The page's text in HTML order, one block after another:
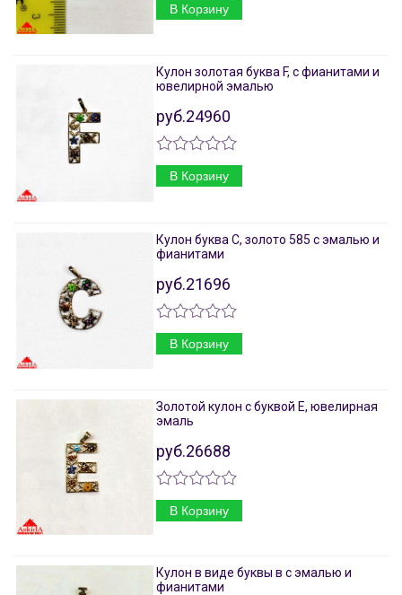
В Корзину
Кулон золотая буква F, с фианитами и
ювелирной эмалью
руб.24960
В Корзину
Кулон буква С, золото 585 с эмалью и
фианитами
руб.21696
В Корзину
Золотой кулон с буквой Е, ювелирная
эмаль
руб.26688
В Корзину
Кулон в виде буквы в с эмалью и
фианитами